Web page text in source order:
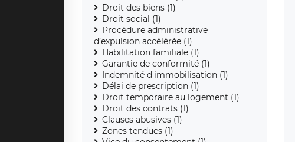
Droit des biens (1)
Droit social (1)
Procédure administrative
d’expulsion accélérée (1)
Habilitation familiale (1)
Garantie de conformité (1)
Indemnité d'immobilisation (1)
Délai de prescription (1)
Droit temporaire au logement (1)
Droit des contrats (1)
Clauses abusives (1)
Zones tendues (1)